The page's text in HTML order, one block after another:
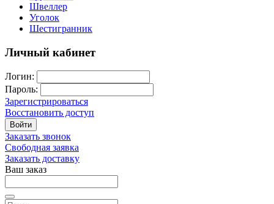
Швеллер
Уголок
Шестигранник
Личный кабинет
Логин:
Пароль:
Зарегистрироваться
Восстановить доступ
Войти
Заказать звонок
Свободная заявка
Заказать доставку
Ваш заказ